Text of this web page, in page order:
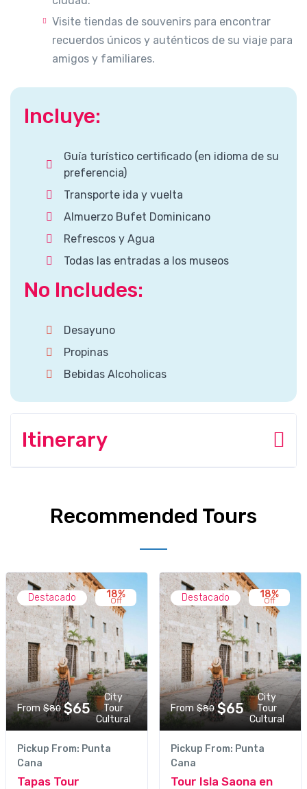
Visite tiendas de souvenirs para encontrar
recuerdos únicos y auténticos de su viaje para
amigos y familiares.
Incluye:
Guía turístico certificado (en idioma de su
preferencia)
Transporte ida y vuelta
Almuerzo Bufet Dominicano
Refrescos y Agua
Todas las entradas a los museos
No Includes:
Desayuno
Propinas
Bebidas Alcoholicas
Itinerary
Recommended Tours
Destacado 18%
Off
From $80 $65
City
Tour
Cultural
Pickup From: Punta
Cana
Tapas Tour
Destacado 18%
Off
From $80 $65
City
Tour
Cultural
Pickup From: Punta
Cana
Tour Isla Saona en